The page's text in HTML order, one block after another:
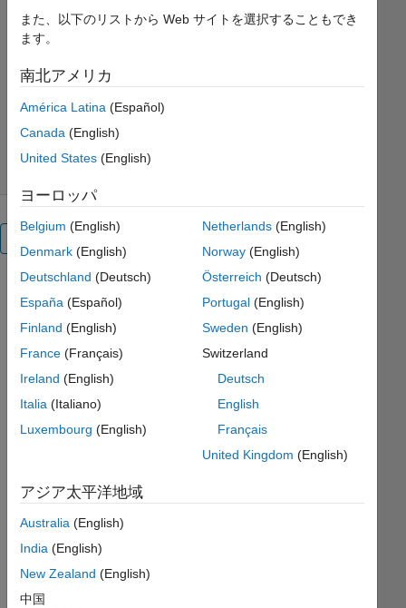
ONNX Classification Model in
GUI
Kevin Chng
バージョン 2019.6.2(1.17 MB)
5.00/5(9) 2019/11/5
user to do
transfer
learning of
trained
neural
network,
model or
imported
classification
model in
GUI
また、以下のリストから Web サイトを選択することもでき
ます。
南北アメリカ
América Latina (Español)
Canada (English)
United States (English)
ヨーロッパ
Belgium (English)
Denmark (English)
Deutschland (Deutsch)
España (Español)
Finland (English)
France (Français)
Ireland (English)
Italia (Italiano)
Luxembourg (English)
Netherlands(English)
Norway(English)
Österreich (Deutsch)
Portugal(English)
Sweden (English)
Switzerland
Deutsch
English
Français
United Kingdom (English)
アジア太平洋地域
Australia (English)
India (English)
New Zealand (English)
中国